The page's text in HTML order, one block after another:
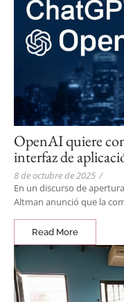
OpenAI quiere
interfaz de
8 de octubre de 2025 /
En un discurso de
Altman anunció que la
Read More